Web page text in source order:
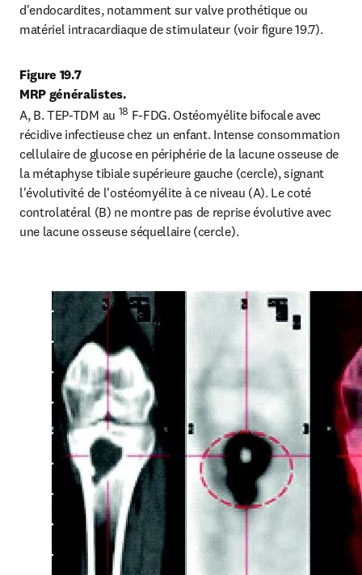
d'endocardites, notamment sur valve prothétique ou
matériel intracardiaque de stimulateur (voir figure 19.7).
Figure 19.7
MRP généralistes.
A, B. TEP-TDM au 18 F-FDG. Ostéomyélite bifocale avec
récidive infectieuse chez un enfant. Intense consommation
cellulaire de glucose en périphérie de la lacune osseuse de
la métaphyse tibiale supérieure gauche (cercle), signant
l'évolutivité de l'ostéomyélite à ce niveau (A). Le coté
controlatéral (B) ne montre pas de reprise évolutive avec
une lacune osseuse séquellaire (cercle).